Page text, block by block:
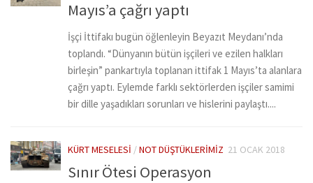
Mayıs’a çağrı yaptı
İşçi İttifakı bugün öğlenleyin Beyazıt Meydanı’nda
toplandı. “Dünyanın bütün işçileri ve ezilen halkları
birleşin” pankartıyla toplanan ittifak 1 Mayıs’ta alanlara
çağrı yaptı. Eylemde farklı sektörlerden işçiler samimi
bir dille yaşadıkları sorunları ve hislerini paylaştı....
KÜRT MESELESI /NOT DÜŞTÜKLERIMIZ 21 OCAK 2018
Sınır Ötesi Operasyon